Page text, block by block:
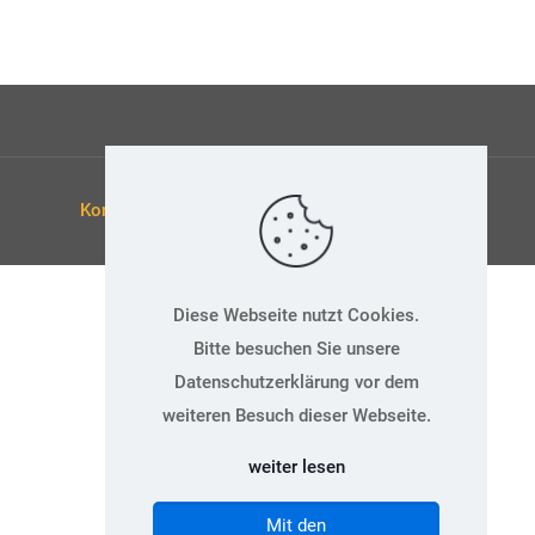
Kontakt Impressum
Diese Webseite nutzt Cookies.
Bitte besuchen Sie unsere
Datenschutzerklärung vor dem
weiteren Besuch dieser Webseite.
weiter lesen
Mit den